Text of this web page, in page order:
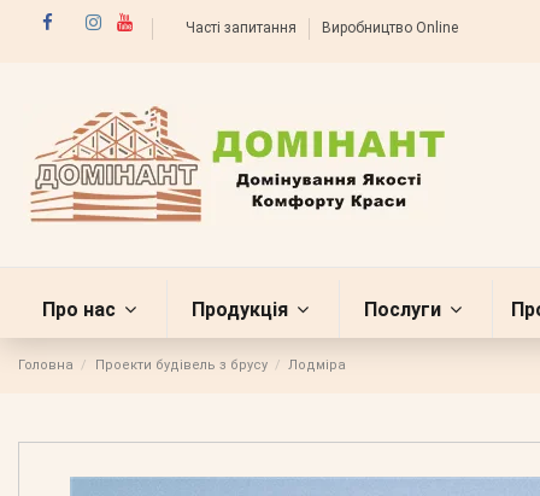
Часті запитання Виробництво Online
Про нас Продукція Послуги
Головна Проекти будівель з брусу Лодміра